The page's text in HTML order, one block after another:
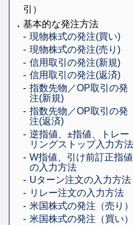
引）
基本的な発注方法
現物株式の発注(買い)
現物株式の発注(売り)
信用取引の発注(新規)
信用取引の発注(返済)
指数先物／OP取引の発
注(新規)
指数先物／OP取引の発
注(返済)
逆指値、±指値、トレー
リングストップ入力方法
W指値、引け前訂正指値
の入力方法
Uターン注文の入力方法
リレー注文の入力方法
米国株式の発注（売り）
米国株式の発注（買い）